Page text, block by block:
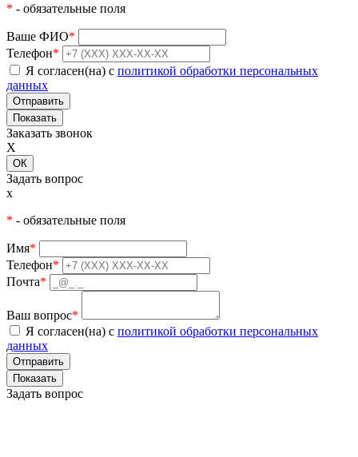
* - обязательные поля
Ваше ФИО*
Телефон*
Я согласен(на) с политикой обработки персональных
данных
Показать
Заказать звонок
X
ОК
Задать вопрос
x
* - обязательные поля
Имя*
Телефон*
Почта*
Ваш вопрос*
Я согласен(на) с политикой обработки персональных
данных
Показать
Задать вопрос